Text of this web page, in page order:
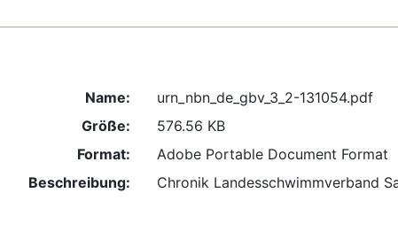
Name:
urn_nbn_de_gbv_3_2-131054.pdf
Größe:
576.56 KB
Format:
Adobe Portable Document Format
Beschreibung:
Chronik Landesschwimmverband